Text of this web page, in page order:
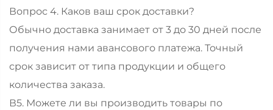
Вопрос 4. Каков ваш срок доставки?
Обычно доставка занимает от 3 до 30 дней после
получения нами авансового платежа. Точный
срок зависит от типа продукции и общего
количества заказа.
В5. Можете ли вы производить товары по